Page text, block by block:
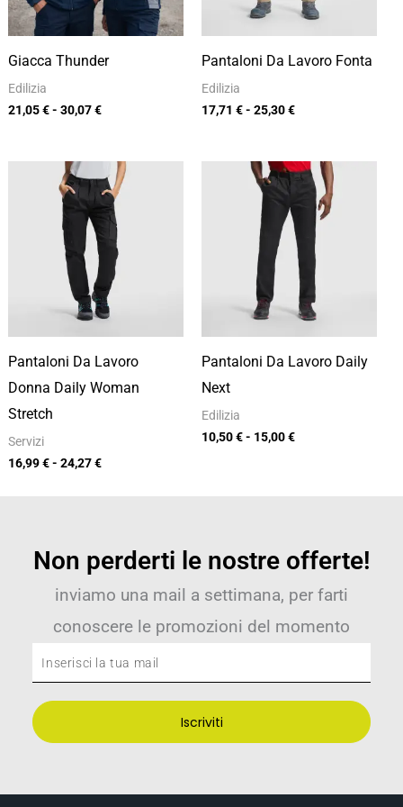
Giacca Thunder
Edilizia
21,05€- 30,07€
Pantaloni Da Lavoro Fonta
Edilizia
17,71 €- 25,30€
Pantaloni Da Lavoro
Donna Daily Woman
Stretch
Servizi
16,99€- 24,27€
Fascia
di
prezzo:
da
16,99 €
24,27 €
Pantaloni Da Lavoro Daily
Next
Edilizia
10,50€- 15,00€
Fascia
di
prezzo:
10,50 €
a
15,00 €
Non perderti le nostre offerte!
inviamo una mail a settimana, per farti
conoscere le promozioni del momento
Inserisci
la
tua
mail
Iscriviti